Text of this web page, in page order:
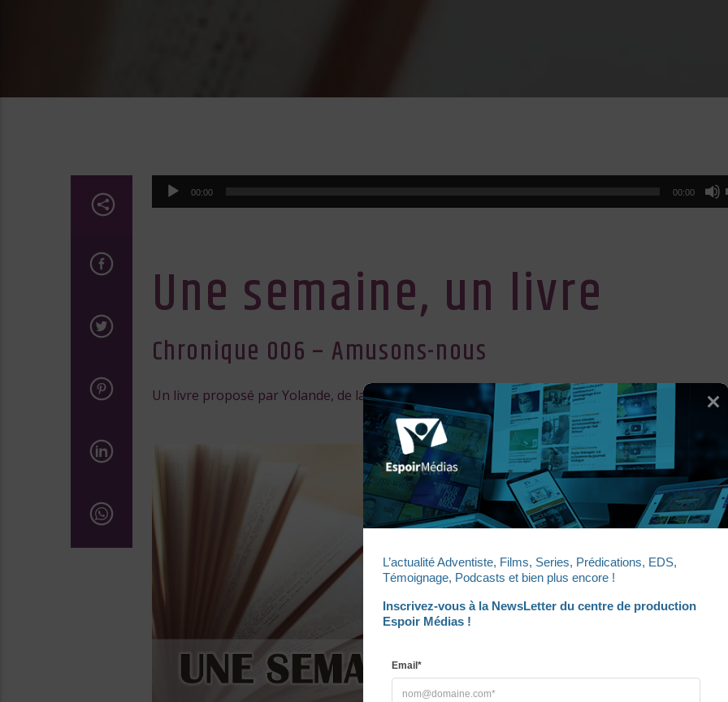
Lecteur
audio
00:00 00:00
Une semaine, un livre
Chronique 006 – Amusons-nous
Un livre proposé par Yolande, de la librairie Vie et Santé en Suisse
UNE SEMAINE, UN LIVRE
L’actualité Adventiste, Films, Series, Prédications, EDS,
Témoignage, Podcasts et bien plus encore !
Inscrivez-vous à la NewsLetter du centre de production
Espoir Médias !
Email*